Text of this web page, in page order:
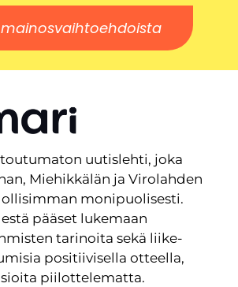
mainosvaihtoehdoista
uutislehti, joka
Miehikkälän ja Virolahden
monipuolisesti.
pääset lukemaan
tarinoita sekä liike-
positiivisella otteella,
piilottelematta.